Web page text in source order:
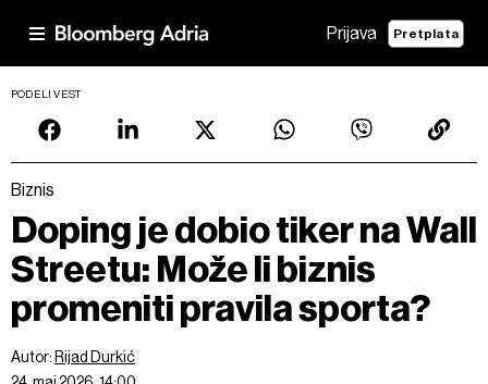
Prijava Pretplata
PODELI VEST
Biznis
Doping je dobio tiker na Wall
Streetu: Može li biznis
promeniti pravila sporta?
Autor: Rijad Durkić